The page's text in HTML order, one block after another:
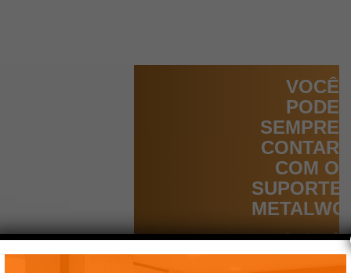
VOCÊ
PODE
SEMPRE
CONTAR
COM O
SUPORTE
Aqui você
encontra tudo